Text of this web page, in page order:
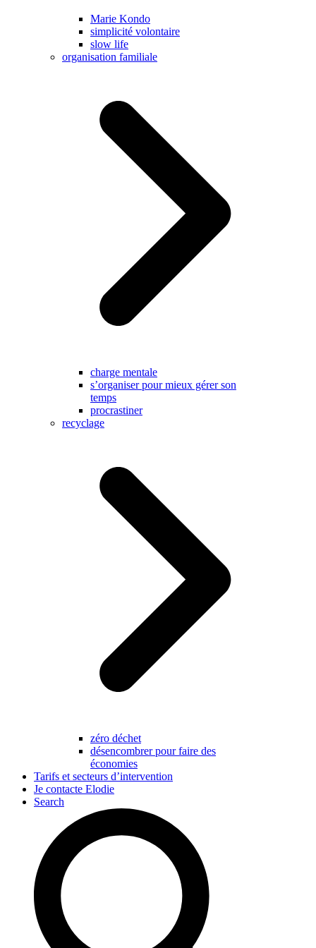
Marie Kondo
simplicité volontaire
slow life
organisation familiale
charge mentale
s’organiser pour mieux gérer son
temps
procrastiner
recyclage
zéro déchet
désencombrer pour faire des
économies
Tarifs et secteurs d’intervention
Je contacte Elodie
Search